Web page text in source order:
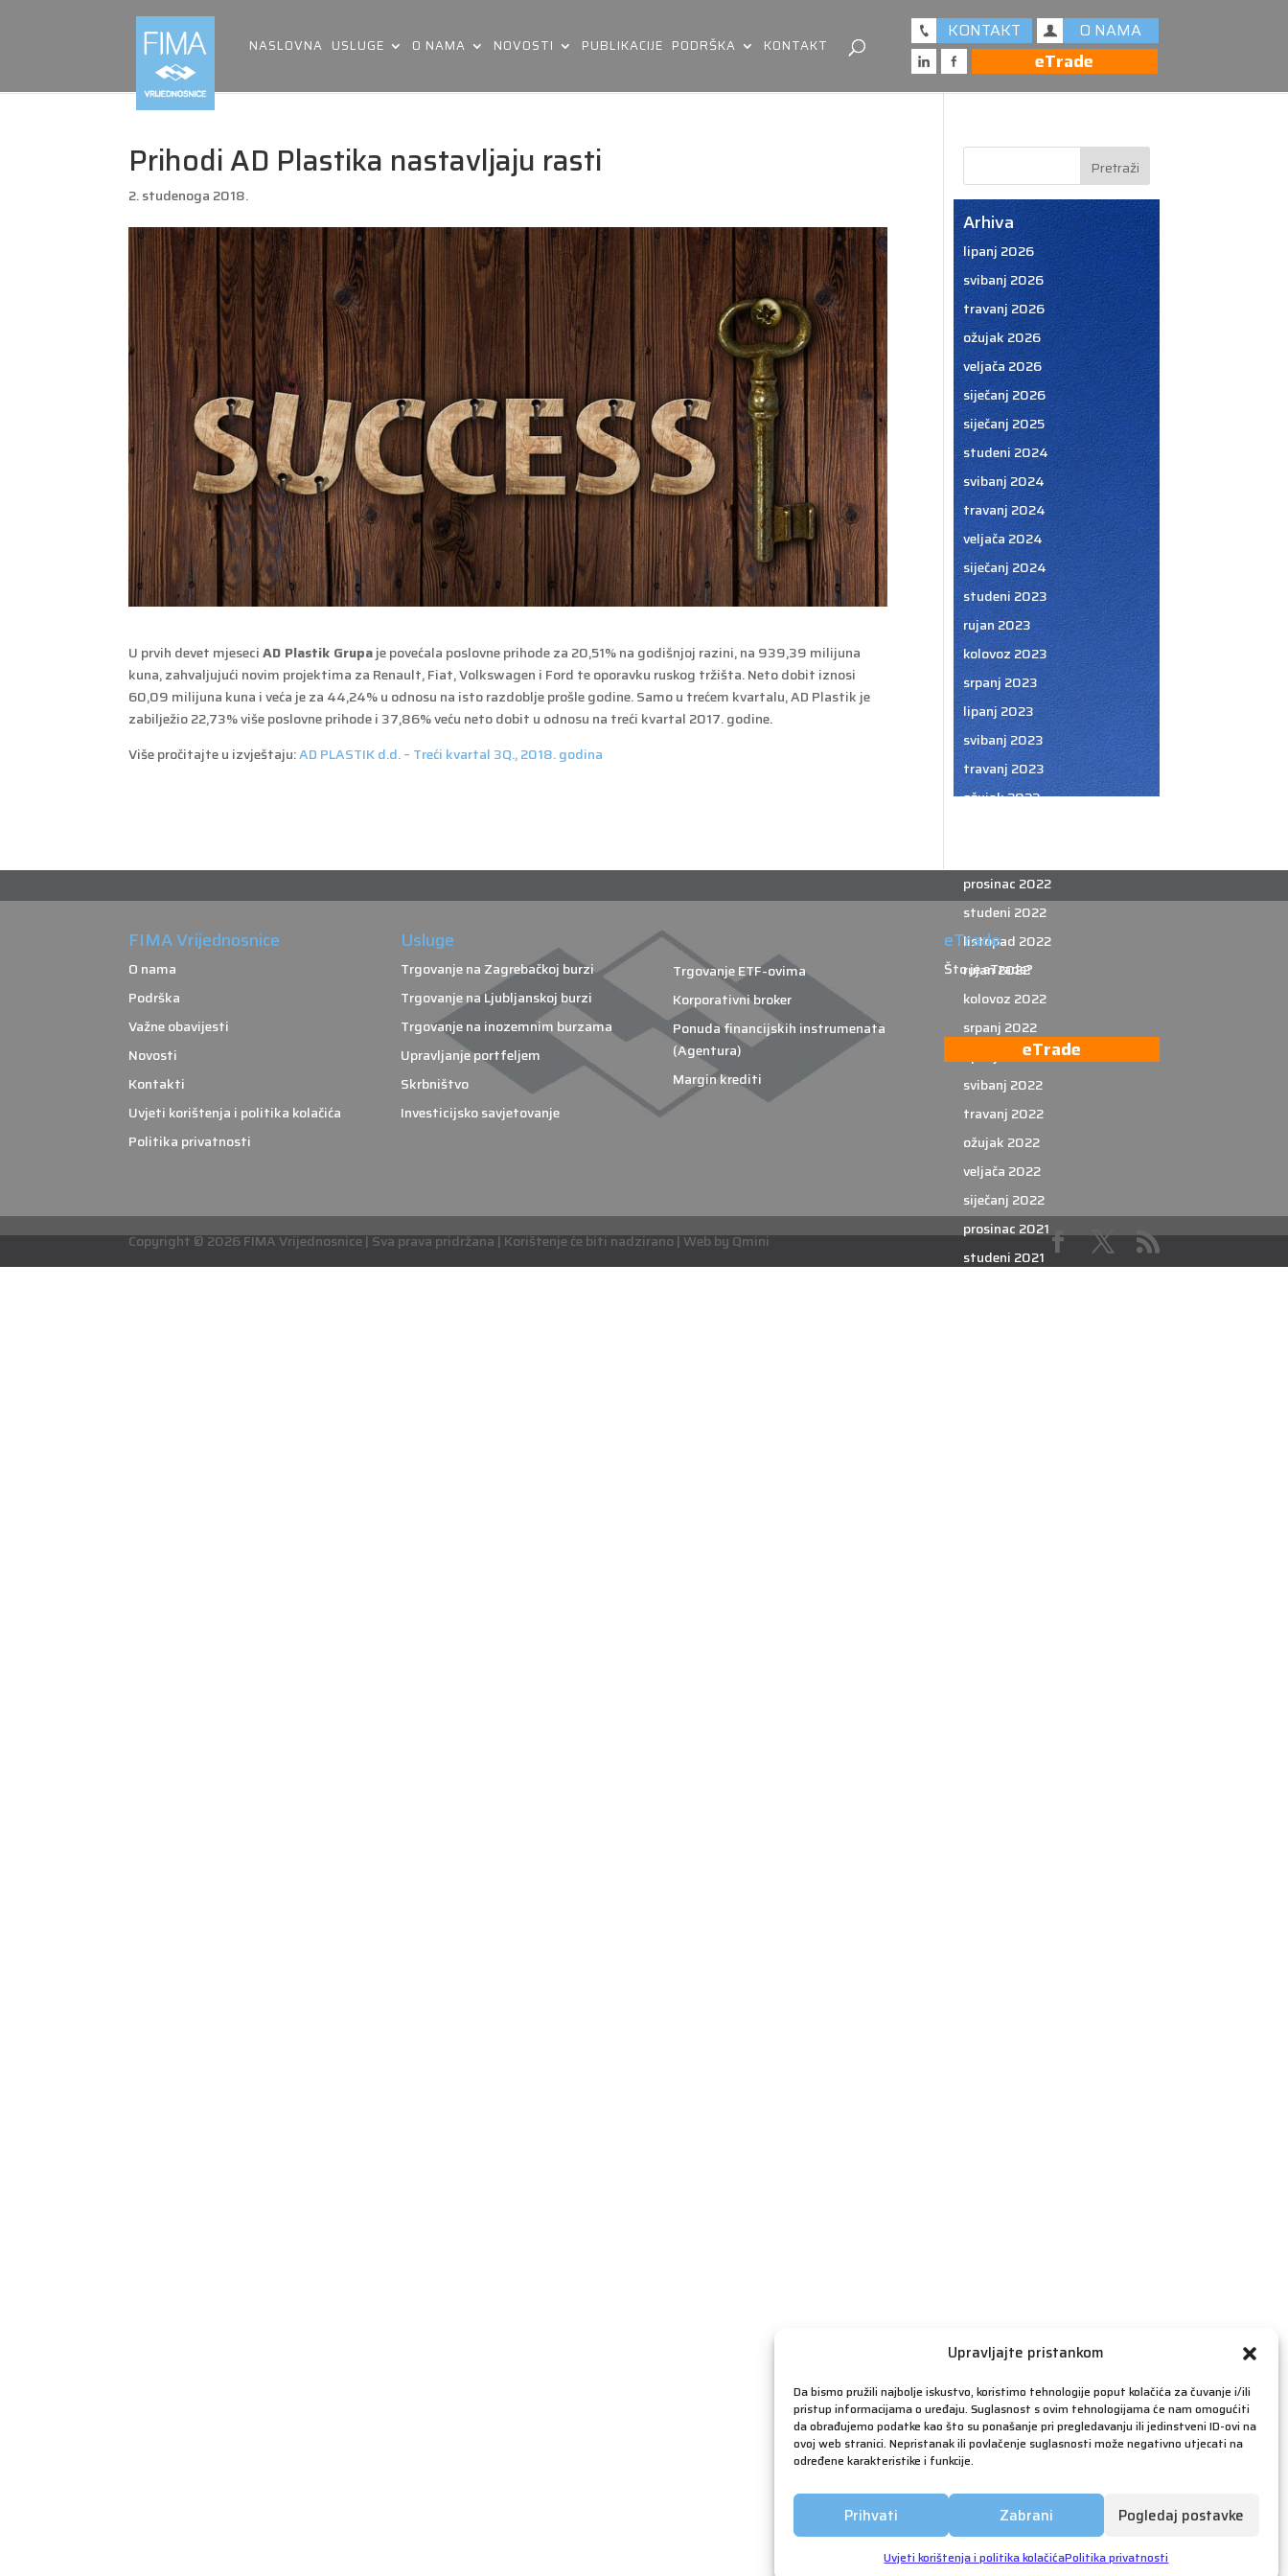
Upravljajte pristankom
Da bismo pružili najbolje iskustvo, koristimo tehnologije poput kolačića za čuvanje i/ili
pristup informacijama o uređaju. Suglasnost s ovim tehnologijama će nam omogućiti
da obrađujemo podatke kao što su ponašanje pri pregledavanju ili jedinstveni ID-ovi na
ovoj web stranici. Nepristanak ili povlačenje suglasnosti može negativno utjecati na
određene karakteristike i funkcije.
Prihvati Zabrani Pogledaj postavke
Uvjeti korištenja i politika kolačićaPolitika privatnosti
NASLOVNA USLUGE O NAMA NOVOSTI PUBLIKACIJE PODRŠKA KONTAKT
KONTAKT O NAMA
eTrade
Prihodi AD Plastika nastavljaju rasti
2. studenoga 2018.
U prvih devet mjeseciAD Plastik Grupaje povećala poslovne prihode za 20,51% na godišnjoj razini, na 939,39 milijuna
kuna, zahvaljujući novim projektima za Renault, Fiat, Volkswagen i Ford te oporavku ruskog tržišta. Neto dobit iznosi
60,09 milijuna kuna i veća je za 44,24% u odnosu na isto razdoblje prošle godine. Samo u trećem kvartalu, AD Plastik je
zabilježio 22,73% više poslovne prihode i 37,86% veću neto dobit u odnosu na treći kvartal 2017. godine.
Više pročitajte u izvještaju:AD PLASTIK d.d. – Treći kvartal 3Q., 2018. godina
Arhiva
lipanj 2026
svibanj 2026
travanj 2026
ožujak 2026
veljača 2026
siječanj 2026
siječanj 2025
studeni 2024
svibanj 2024
travanj 2024
veljača 2024
siječanj 2024
studeni 2023
rujan 2023
kolovoz 2023
srpanj 2023
lipanj 2023
svibanj 2023
travanj 2023
ožujak 2023
prosinac 2022
studeni 2022
listopad 2022
rujan 2022
kolovoz 2022
srpanj 2022
lipanj 2022
svibanj 2022
travanj 2022
ožujak 2022
veljača 2022
siječanj 2022
prosinac 2021
studeni 2021
rujan 2018
srpanj 2018
lipanj 2018
svibanj 2018
ožujak 2018
siječanj 2018
prosinac 2017
FIMA Vrijednosnice
O nama
Podrška
Važne obavijesti
Novosti
Kontakti
Uvjeti korištenja i politika kolačića
Politika privatnosti
Usluge
Trgovanje na Zagrebačkoj burzi
Trgovanje na Ljubljanskoj burzi
Trgovanje na inozemnim burzama
Upravljanje portfeljem
Skrbništvo
Investicijsko savjetovanje
Trgovanje ETF-ovima
Korporativni broker
Ponuda financijskih instrumenata
(Agentura)
Margin krediti
eTrade
Što je eTrade?
eTrade
Copyright © 2026 FIMA Vrijednosnice | Sva prava pridržana | Korištenje će biti nadzirano | Web by Qmini